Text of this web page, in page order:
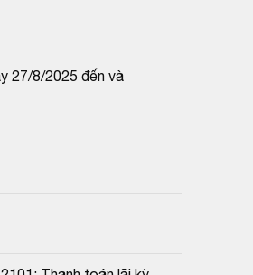
27/8/2025 đến và